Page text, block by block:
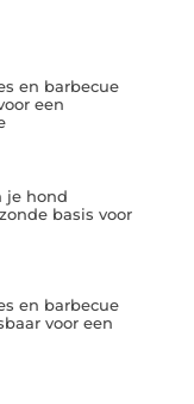
en barbecue
een
je hond
basis voor
en barbecue
voor een